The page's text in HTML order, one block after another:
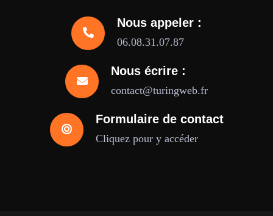
Nous appeler :
06.08.31.07.87
Nous écrire :
contact@turingweb.fr
Formulaire de contact
Cliquez pour y accéder